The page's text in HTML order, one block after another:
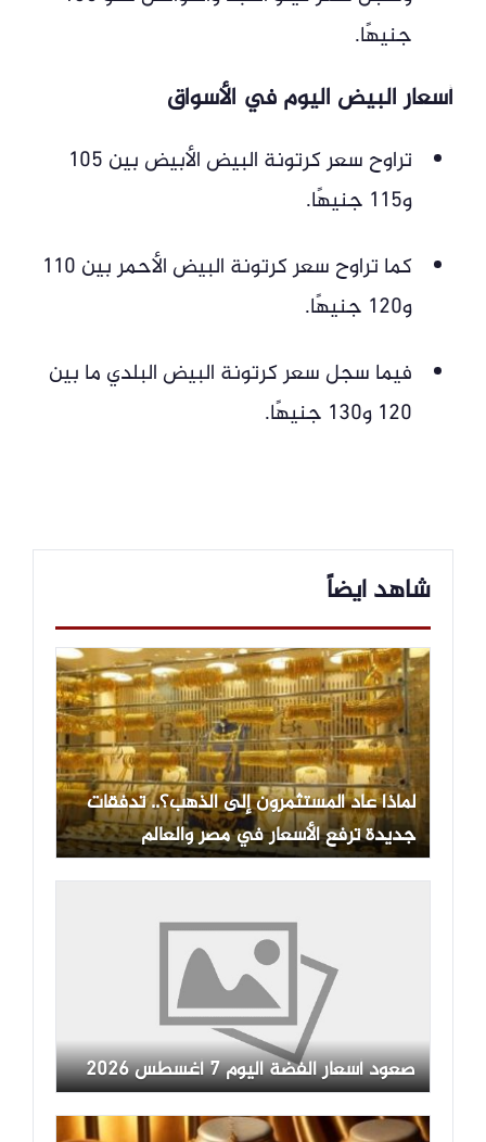
جنيهًا.
أسعار البيض اليوم في الأسواق
تراوح سعر كرتونة البيض الأبيض بين 105
و115 جنيهًا.
كما تراوح سعر كرتونة البيض الأحمر بين 110
و120 جنيهًا.
فيما سجل سعر كرتونة البيض البلدي ما بين
120 و130 جنيهًا.
شاهد ايضاً
لماذا عاد المستثمرون إلى الذهب؟.. تدفقات
جديدة ترفع الأسعار في مصر والعالم
صعود أسعار الفضة اليوم 7 أغسطس 2026